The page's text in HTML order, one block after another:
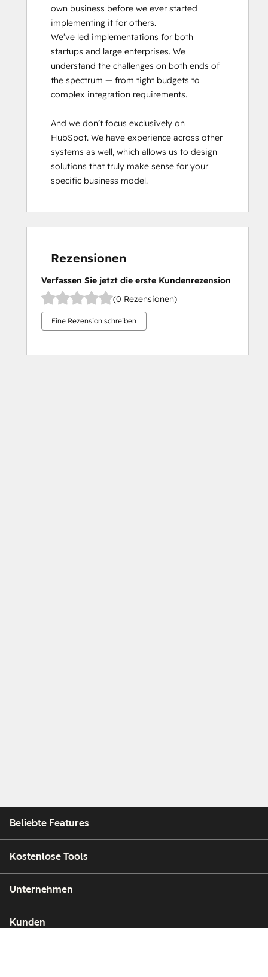
own business before we ever started
implementing it for others.
We’ve led implementations for both
startups and large enterprises. We
understand the challenges on both ends of
the spectrum — from tight budgets to
complex integration requirements.
And we don’t focus exclusively on
HubSpot. We have experience across other
systems as well, which allows us to design
solutions that truly make sense for your
specific business model.
Rezensionen
Verfassen Sie jetzt die erste Kundenrezension
(0 Rezensionen)
Eine Rezension schreiben
Beliebte Features
Kostenlose Tools
Unternehmen
Kunden